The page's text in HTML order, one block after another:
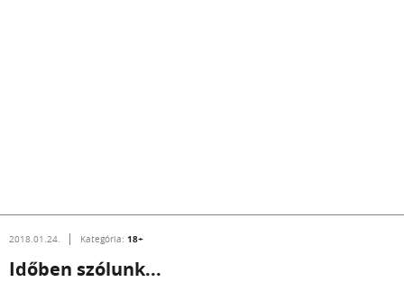
2018.01.24. Kategória: 18+
Időben szólunk...